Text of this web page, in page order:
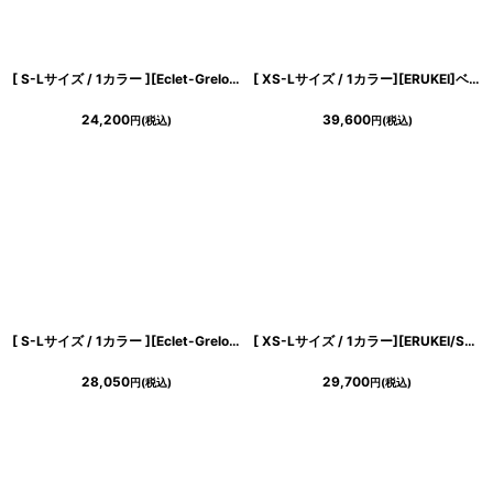
[ S-Lサイズ / 1カラー ][Eclet-Grelot by RiNFARRE]グリーン・切替・アシンメトリー・ベア・シフォン・ノースリーブ・ロングドレス・エクラグレロ [薗田杏奈着用][送料無料]
24,200円(税込)
[ XS-Lサイズ / 1カラー][ERUKEI]ベア・総レース・スピンドル・タイト・ロングドレス[送料無料]
39,600円(税込)
[ S-Lサイズ / 1カラー ][Eclet-Grelot by RiNFARRE]アイボリー・総レース・フレア・ホルター・ノースリーブ・ミモレ丈・ロングドレス・ワンピース・エクラグレロ [奈月セナ着用][送料無料]
28,050円(税込)
[ XS-Lサイズ / 1カラー][ERUKEI/SETTAN]ホワイト・総レース・フリル袖・フィッシュテール・マーメイド・半袖・ロングドレス・ワンピース[黒木麗奈着用][送料無料]
29,700円(税込)